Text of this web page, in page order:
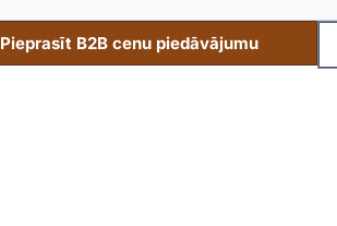
Pieprasīt B2B cenu piedāvājumu